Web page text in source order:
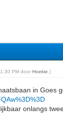
PM doorHoekie .)
in Goes
onlangs